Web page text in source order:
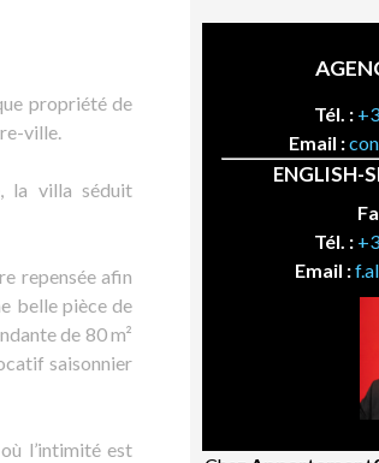
propriété de
ville.
la villa séduit
repensée afin
belle pièce de
de 80 m²
saisonnier
l’intimité est
Tél. :
Email :
ENGLISH-
Tél. :
Email :